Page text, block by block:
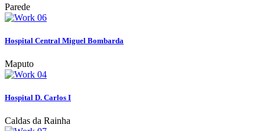
Parede
Hospital Central Miguel Bombarda
Maputo
Hospital D. Carlos I
Caldas da Rainha